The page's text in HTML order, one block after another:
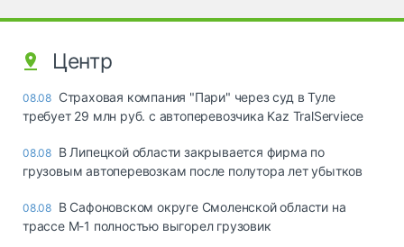
Центр
08.08 Страховая компания "Пари" через суд в Туле
требует 29 млн руб. с автоперевозчика Kaz TralServiece
08.08 В Липецкой области закрывается фирма по
грузовым автоперевозкам после полутора лет убытков
08.08 В Сафоновском округе Смоленской области на
трассе М-1 полностью выгорел грузовик